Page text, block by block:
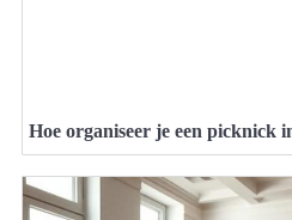
Hoe organiseer je een picknick